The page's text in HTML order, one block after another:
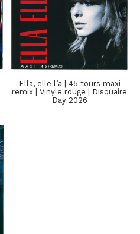
Ella, elle l’a | 45 tours maxi
remix | Vinyle rouge | Disquaire
Day 2026